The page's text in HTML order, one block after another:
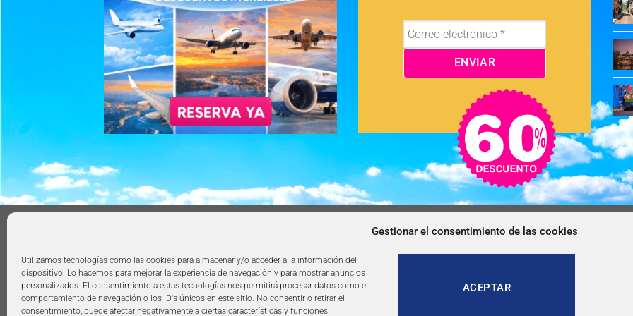
Gestionar el consentimiento de las cookies
Utilizamos tecnologías como las cookies para almacenar y/o acceder a la información del
dispositivo. Lo hacemos para mejorar la experiencia de navegación y para mostrar anuncios
personalizados. El consentimiento a estas tecnologías nos permitirá procesar datos como el
comportamiento de navegación o los ID's únicos en este sitio. No consentir o retirar el
consentimiento, puede afectar negativamente a ciertas características y funciones.
ACEPTAR